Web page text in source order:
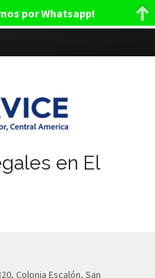
en El
Colonia Escalón, San
por Whatsapp!